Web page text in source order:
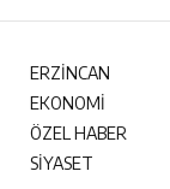
ERZİNCAN
EKONOMİ
ÖZEL HABER
SİYASET